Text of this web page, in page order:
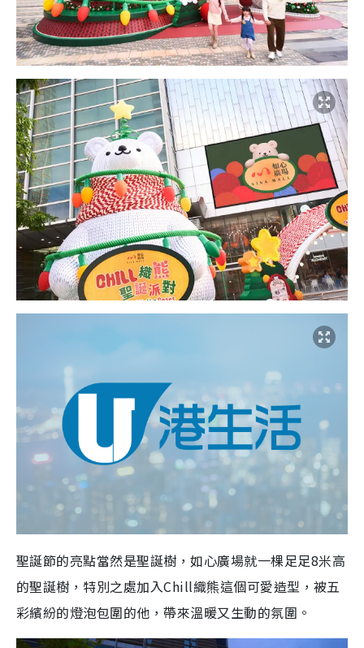
聖誕節的亮點當然是聖誕樹，如心廣場就一棵足足8米高
的聖誕樹，特別之處加入Chill織熊這個可愛造型，被五
彩繽紛的燈泡包圍的他，帶來溫暖又生動的氛圍。